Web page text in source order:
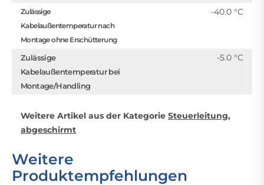
Zulässige
Kabelaußentemperatur nach
Montage ohne Erschütterung
-40.0 °C
Zulässige
Kabelaußentemperatur bei
Montage/Handling
-5.0 °C
Weitere Artikel aus der Kategorie Steuerleitung,
abgeschirmt
Weitere
Produktempfehlungen